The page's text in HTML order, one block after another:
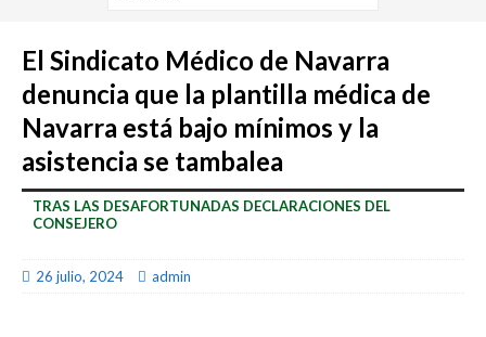
El Sindicato Médico de Navarra
denuncia que la plantilla médica de
Navarra está bajo mínimos y la
asistencia se tambalea
TRAS LAS DESAFORTUNADAS DECLARACIONES DEL
CONSEJERO
26 julio, 2024 admin